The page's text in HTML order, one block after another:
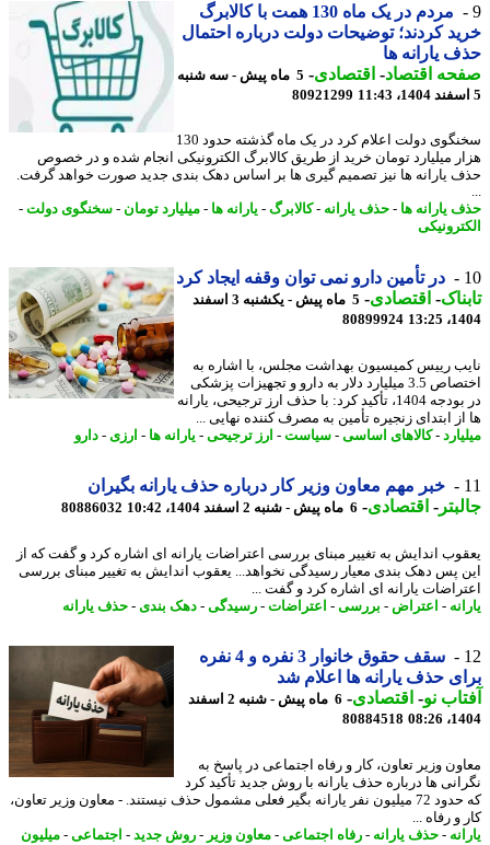
مردم در یک ماه 130 همت با کالابرگ
کردند؛ توضیحات دولت درباره احتمال
یارانه ها
اقتصاد-اقتصادی- 5 ماه پیش - سه شنبه
80921299
سخنگوی دولت اعلام کرد در یک ماه گذشته حدود 130
میلیارد تومان خرید از طریق کالابرگ الکترونیکی انجام شده و در خصوص
یارانه ها نیز تصمیم گیری ها بر اساس دهک بندی جدید صورت خواهد گرفت.
یارانه ها - حذف یارانه- کالابرگ- یارانه ها - میلیارد تومان-سخنگوی دولت-
در تأمین دارو نمی توان وقفه ایجاد کرد
-اقتصادی-
5 ماه پیش - یکشنبه 3 اسفند
80899924
رییس کمیسیون بهداشت مجلس، با اشاره به
اختصاص 3.5 میلیارد دلار به دارو و تجهیزات پزشکی
در بودجه 1404، تأکید کرد: با حذف ارز ترجیحی، یارانه
ابتدای زنجیره تأمین به مصرف کننده نهایی ...
-کالاهای اساسی-سیاست-ارز ترجیحی-یارانه ها - ارزی - دارو
خبر مهم معاون وزیر کار درباره حذف یارانه بگیران
-اقتصادی-6 ماه پیش - شنبه 2 اسفند 1404، 10:42 80886032
اندایش به تغییر مبنای بررسی اعتراضات یارانه ای اشاره کرد و گفت که از
پس دهک بندی معیار رسیدگی نخواهد... یعقوب اندایش به تغییر مبنای بررسی
یارانه ای اشاره کرد و گفت ...
- اعتراض -بررسی -اعتراضات-رسیدگی-دهک بندی -حذف یارانه
سقف حقوق خانوار 3 نفره و 4 نفره
حذف یارانه ها اعلام شد
نو- اقتصادی-
6 ماه پیش - شنبه 2 اسفند
80884518
وزیر تعاون، کار و رفاه اجتماعی در پاسخ به
ها درباره حذف یارانه با روش جدید تأکید کرد
که حدود 72 میلیون نفر یارانه بگیر فعلی مشمول حذف نیستند. - معاون وزیر تعاون،
و رفاه ...
- حذف یارانه- رفاه اجتماعی-معاون وزیر - روش جدید-اجتماعی-میلیون